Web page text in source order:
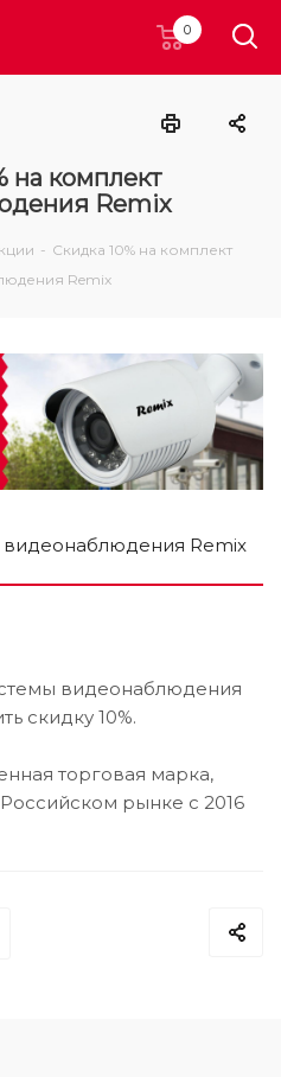
0
на комплект
Remix
- Скидка 10% на комплект
Remix
видеонаблюдения Remix
видеонаблюдения
скидку 10%.
торговая марка,
рынке с 2016